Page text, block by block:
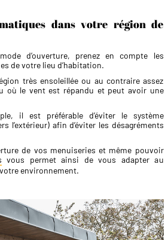
dans votre région de
d’ouverture, prenez en compte les
de votre lieu d’habitation.
très ensoleillée ou au contraire assez
où le vent est répandu et peut avoir une
il est préférable d’éviter le système
l’extérieur) afin d’éviter les désagréments
de vos menuiseries et même pouvoir
vous permet ainsi de vous adapter au
environnement.